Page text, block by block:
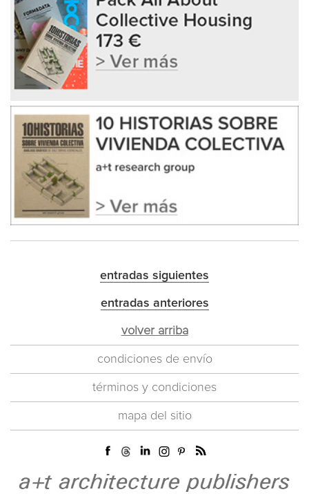
entradas siguientes
entradas anteriores
volver arriba
condiciones de envío
términos y condiciones
mapa del sitio